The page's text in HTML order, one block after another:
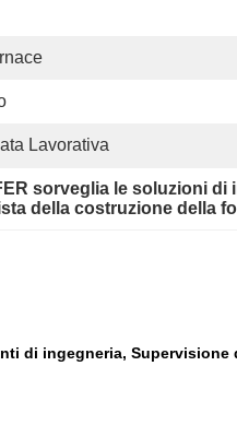
Lavorativa
sorveglia le soluzioni di
della costruzione della
di ingegneria, Supervisione